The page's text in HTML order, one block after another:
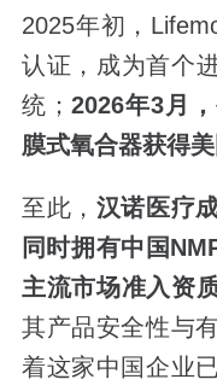
2025年初，
认证，成为首个
统； 2026年3月
膜式氧合器获得美
至此， 汉诺医疗
同时拥有中国
主流市场准入资
其产品安全性与
着这家中国企业